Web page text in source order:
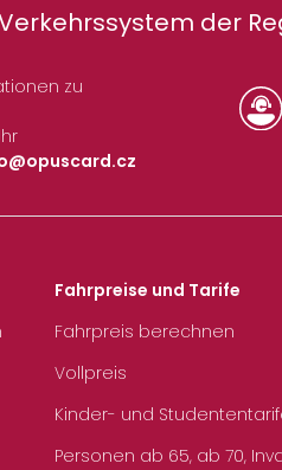
der
zu
Fahrpreise und Tarife
Fahrpreis berechnen
Vollpreis
Kinder- und
Personen ab 65, ab 70,